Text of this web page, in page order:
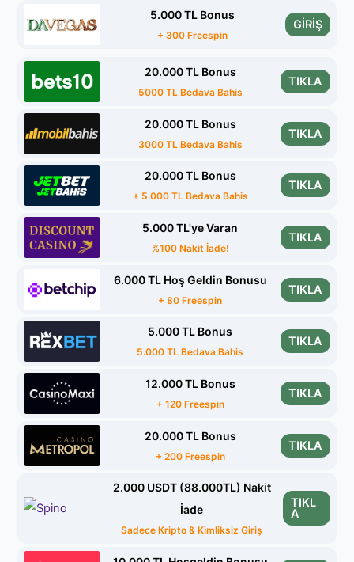
5.000 TL Bonus
+ 300 Freespin
GİRİŞ
20.000 TL Bonus
5000 TL Bedava Bahis
TIKLA
20.000 TL Bonus
3000 TL Bedava Bahis
TIKLA
20.000 TL Bonus
+ 5.000 TL Bedava Bahis
TIKLA
5.000 TL'ye Varan
%100 Nakit İade!
TIKLA
6.000 TL Hoş Geldin Bonusu
+ 80 Freespin
TIKLA
5.000 TL Bonus
5.000 TL Bedava Bahis
TIKLA
12.000 TL Bonus
+ 120 Freespin
TIKLA
20.000 TL Bonus
+ 200 Freespin
TIKLA
2.000 USDT (88.000TL) Nakit
İade
Sadece Kripto & Kimliksiz Giriş
TIKL
A